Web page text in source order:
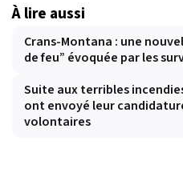
À lire aussi
Crans-Montana : une
de feu” évoquée par les
Suite aux terribles
ont envoyé leur
volontaires